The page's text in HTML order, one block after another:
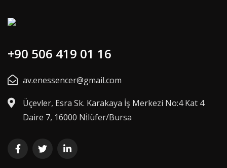
+90 506 419 01 16
av.enessencer@gmail.com
Üçevler, Esra Sk. Karakaya İş Merkezi No:4 Kat 4
Daire 7, 16000 Ni̇lüfer/Bursa